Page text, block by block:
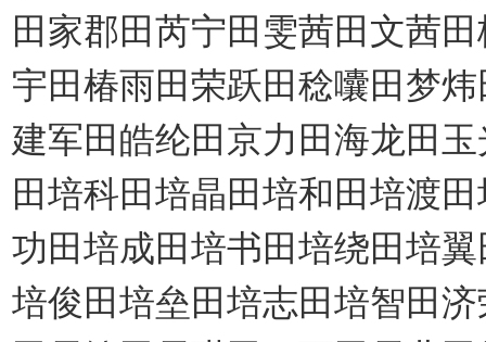
田家郡田芮宁田雯茜田文茜
宇田椿雨田荣跃田稔囔田梦
建军田皓纶田京力田海龙田
田培科田培晶田培和田培渡
功田培成田培书田培绕田培
培俊田培垒田培志田培智田